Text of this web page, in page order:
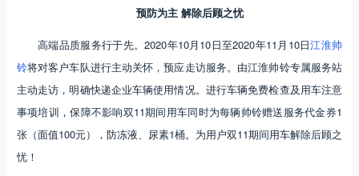
预防为主 解除后顾之忧
高端品质服务行于先。2020年10月10日至2020年11月10日江淮帅
铃将对客户车队进行主动关怀，预应走访服务。由江淮帅铃专属服务站
主动走访，明确快递企业车辆使用情况。进行车辆免费检查及用车注意
事项培训，保障不影响双11期间用车同时为每辆帅铃赠送服务代金券1
张（面值100元），防冻液、尿素1桶。为用户双11期间用车解除后顾之
忧！